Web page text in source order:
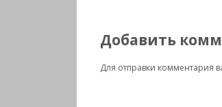
Добавить
Для отправки комментария